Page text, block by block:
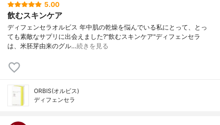
5.00
飲むスキンケア
ディフェンセラ オルビス 年中肌の乾燥を悩んでいる私にとって、 とっ
ても素敵なサプリに出会えました? "飲むスキンケア"ディフェンセラ
は、 米胚芽由来のグル…続きを見る
ORBIS(オルビス)
ディフェンセラ